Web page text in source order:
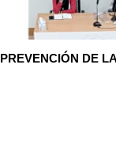
DE